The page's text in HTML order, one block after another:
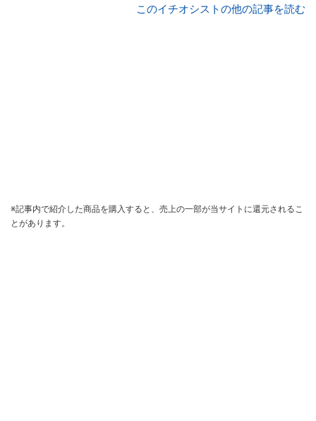
このイチオシストの他の記事を読む
※記事内で紹介した商品を購入すると、売上の一部が当サイトに還元されるこ
とがあります。